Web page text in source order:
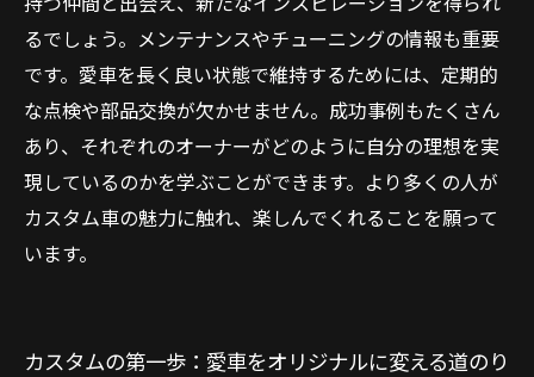
るでしょう。メンテナンスやチューニングの情報も重要
です。愛車を長く良い状態で維持するためには、定期的
な点検や部品交換が欠かせません。成功事例もたくさん
あり、それぞれのオーナーがどのように自分の理想を実
現しているのかを学ぶことができます。より多くの人が
カスタム車の魅力に触れ、楽しんでくれることを願って
います。
カスタムの第一歩：愛車をオリジナルに変える道のり